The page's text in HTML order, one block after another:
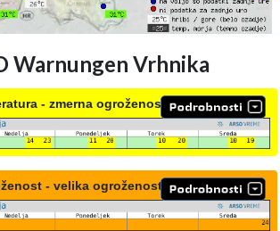
Warnungen Vrhnika
- zmerna ogroženost
- velika ogroženost